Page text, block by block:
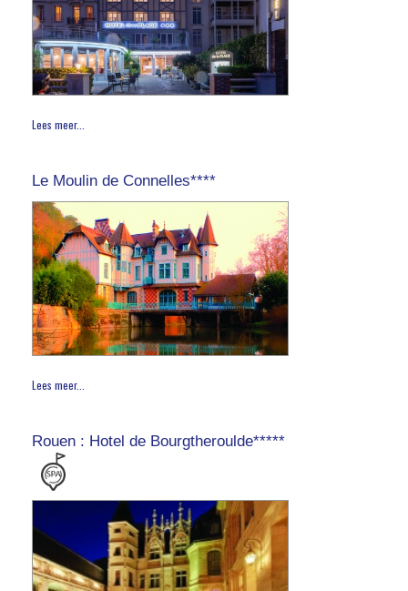
Lees meer...
Le Moulin de Connelles****
Lees meer...
Rouen : Hotel de Bourgtheroulde*****